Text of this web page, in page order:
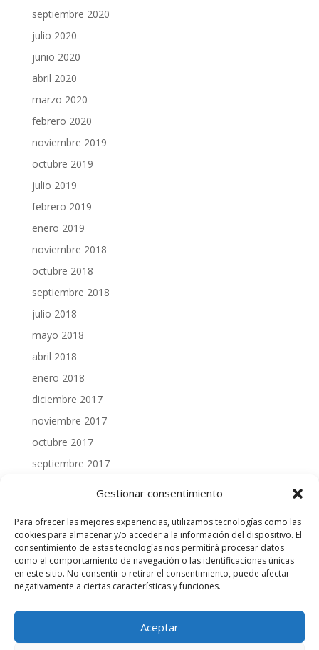
Gestionar consentimiento
Para ofrecer las mejores experiencias, utilizamos tecnologías como las
cookies para almacenar y/o acceder a la información del dispositivo. El
consentimiento de estas tecnologías nos permitirá procesar datos
como el comportamiento de navegación o las identificaciones únicas
en este sitio. No consentir o retirar el consentimiento, puede afectar
negativamente a ciertas características y funciones.
Aceptar
septiembre 2020
julio 2020
junio 2020
abril 2020
marzo 2020
febrero 2020
noviembre 2019
octubre 2019
julio 2019
febrero 2019
enero 2019
noviembre 2018
octubre 2018
septiembre 2018
julio 2018
mayo 2018
abril 2018
enero 2018
diciembre 2017
noviembre 2017
octubre 2017
septiembre 2017
mayo 2017
abril 2017
marzo 2017
febrero 2017
enero 2017